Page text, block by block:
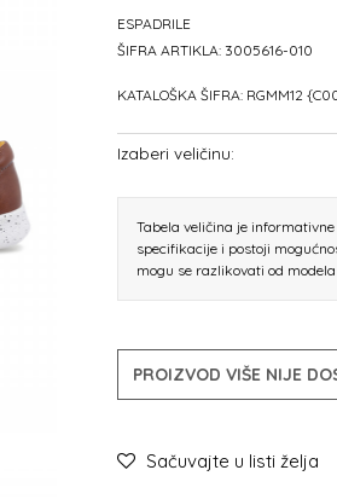
ESPADRILE
ŠIFRA ARTIKLA: 3005616-010
KATALOŠKA ŠIFRA: RGMM12
Izaberi veličinu:
Tabela veličina je
specifikacije i postoji
mogu se razlikovati od
PROIZVOD VIŠE NIJE
Sačuvajte u listi želja